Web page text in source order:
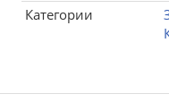
Категории